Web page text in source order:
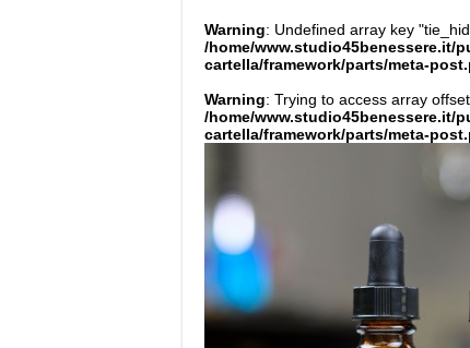
Warning: Undefined array key
/home/www.studio45benessere.it/
cartella/framework/parts/meta-
Warning: Trying to access array
/home/www.studio45benessere.it/
cartella/framework/parts/meta-